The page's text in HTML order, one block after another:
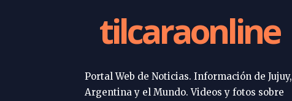
tilcaraonline
Portal Web de Noticias. Información de Jujuy,
Argentina y el Mundo. Videos y fotos sobre